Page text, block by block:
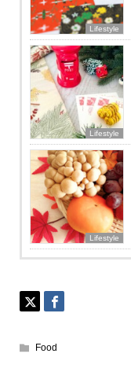
Lifestyle
Lifestyle
Lifestyle
Food